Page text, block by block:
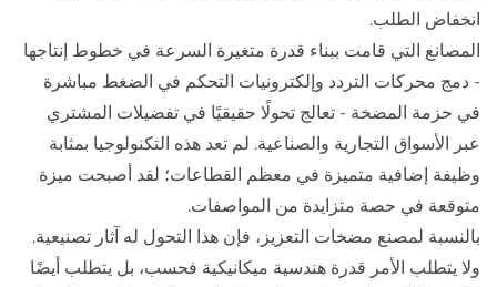
انخفاض الطلب.
المصانع التي قامت ببناء قدرة متغيرة السرعة في خطوط إنتاجها
- دمج محركات التردد وإلكترونيات التحكم في الضغط مباشرة
في حزمة المضخة - تعالج تحولًا حقيقيًا في تفضيلات المشتري
عبر الأسواق التجارية والصناعية. لم تعد هذه التكنولوجيا بمثابة
وظيفة إضافية متميزة في معظم القطاعات؛ لقد أصبحت ميزة
متوقعة في حصة متزايدة من المواصفات.
بالنسبة لمصنع مضخات التعزيز، فإن هذا التحول له آثار تصنيعية.
ولا يتطلب الأمر قدرة هندسية ميكانيكية فحسب، بل يتطلب أيضًا